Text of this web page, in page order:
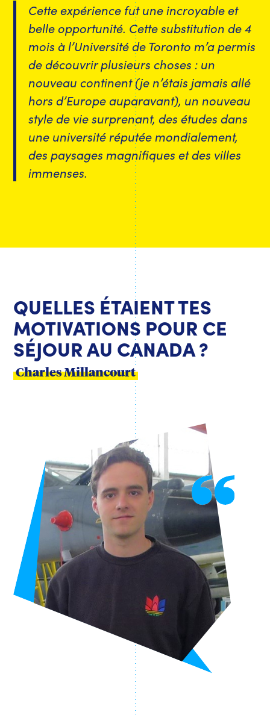
Cette expérience fut une incroyable et
belle opportunité. Cette substitution de 4
mois à l’Université de Toronto m’a permis
de découvrir plusieurs choses : un
nouveau continent (je n’étais jamais allé
hors d’Europe auparavant), un nouveau
style de vie surprenant, des études dans
une université réputée mondialement,
des paysages magnifiques et des villes
immenses.
QUELLES ÉTAIENT TES
MOTIVATIONS POUR CE
SÉJOUR AU CANADA ?
Charles Millancourt